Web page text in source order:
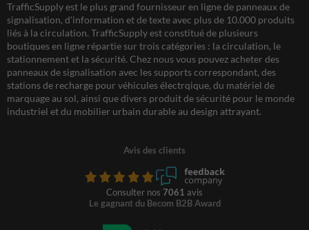
TrafficSupply est le plus grand fournisseur en ligne de panneaux de
signalisation, d'information et de texte avec plus de 10.000 produits
liés à la circulation. TrafficSupply est constitué de plusieurs
boutiques en ligne répartie sur trois catégories : la circulation, le
stationnement et la sécurité. Chez nous vous pouvez acheter des
panneaux de signalisation avec les supports correspondant, des
stations de recharge pour véhicules électrqique, du matériel de
marquage au sol, ainsi que divers produit de sécurité pour le monde
industriel et du mobilier urbain durable au design attrayant.
Avis des clients
Consulter nos 7061 avis
Le gagnant du Becom B2B Award